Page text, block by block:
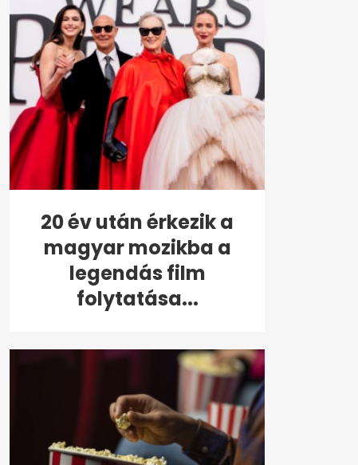
20 év után érkezik a
magyar mozikba a
legendás film
folytatása...